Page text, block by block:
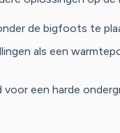
de bigfoots te
als een
een harde